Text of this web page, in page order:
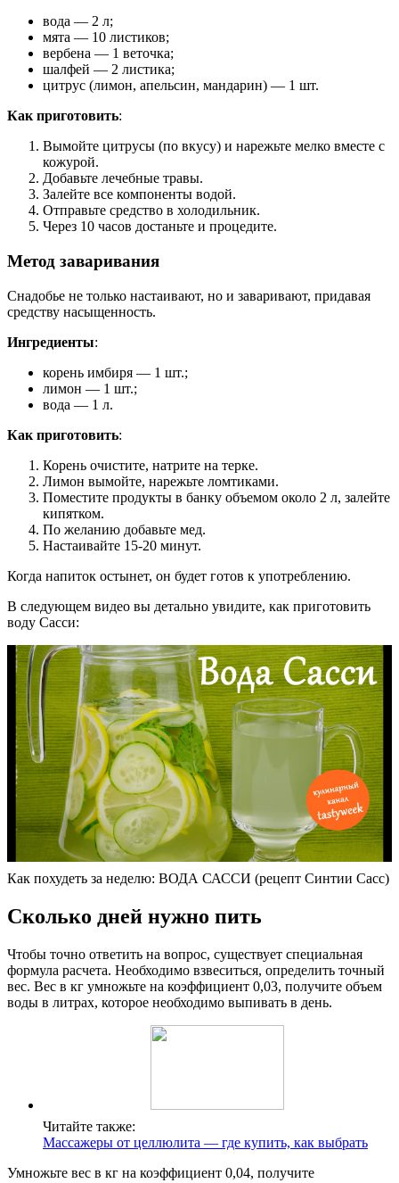
вода — 2 л;
мята — 10 листиков;
вербена — 1 веточка;
шалфей — 2 листика;
цитрус (лимон, апельсин, мандарин) — 1 шт.
Как приготовить:
Вымойте цитрусы (по вкусу) и нарежьте мелко вместе с
кожурой.
Добавьте лечебные травы.
Залейте все компоненты водой.
Отправьте средство в холодильник.
Через 10 часов достаньте и процедите.
Метод заваривания
Снадобье не только настаивают, но и заваривают, придавая
средству насыщенность.
Ингредиенты:
корень имбиря — 1 шт.;
лимон — 1 шт.;
вода — 1 л.
Как приготовить:
Корень очистите, натрите на терке.
Лимон вымойте, нарежьте ломтиками.
Поместите продукты в банку объемом около 2 л, залейте
кипятком.
По желанию добавьте мед.
Настаивайте 15-20 минут.
Когда напиток остынет, он будет готов к употреблению.
В следующем видео вы детально увидите, как приготовить
воду Сасси:
Как похудеть за неделю: ВОДА САССИ (рецепт Синтии Сасс)
Сколько дней нужно пить
Чтобы точно ответить на вопрос, существует специальная
формула расчета. Необходимо взвеситься, определить точный
вес. Вес в кг умножьте на коэффициент 0,03, получите объем
воды в литрах, которое необходимо выпивать в день.
Читайте также:
Массажеры от целлюлита — где купить, как выбрать
Умножьте вес в кг на коэффициент 0,04, получите